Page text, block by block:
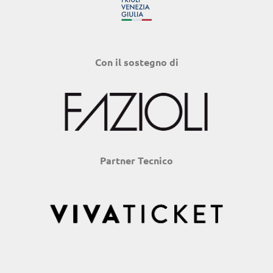
Con il sostegno di
Partner Tecnico